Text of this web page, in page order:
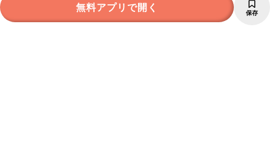
無料アプリで開く 保存